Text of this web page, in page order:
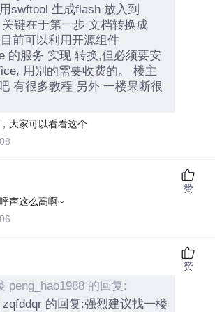
swftool 生成flash 放入到
前可以利用开源组件
的服务 实现 转换,但必须要安
用别的需要收费的。 楼主
果断很
大家可以看看这个
声这么高啊~
赞
peng_hao1988 的回复:
的回复:强烈建议找一楼
赞